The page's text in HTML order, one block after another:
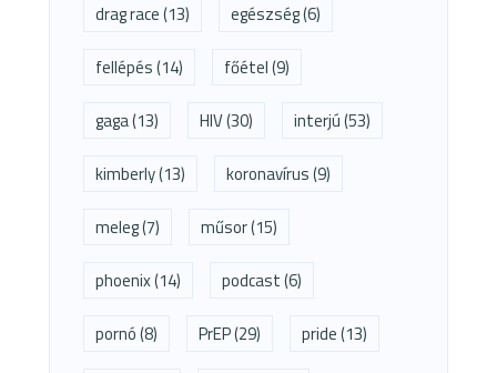
drag race(13) egészség(6)
fellépés(14) főétel(9)
gaga(13) HIV(30) interjú(53)
kimberly(13) koronavírus(9)
meleg(7) műsor(15)
phoenix(14) podcast(6)
pornó(8) PrEP(29) pride(13)